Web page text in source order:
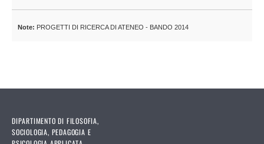
Note: PROGETTI DI RICERCA DI ATENEO - BANDO 2014
DIPARTIMENTO DI FILOSOFIA,
SOCIOLOGIA, PEDAGOGIA E